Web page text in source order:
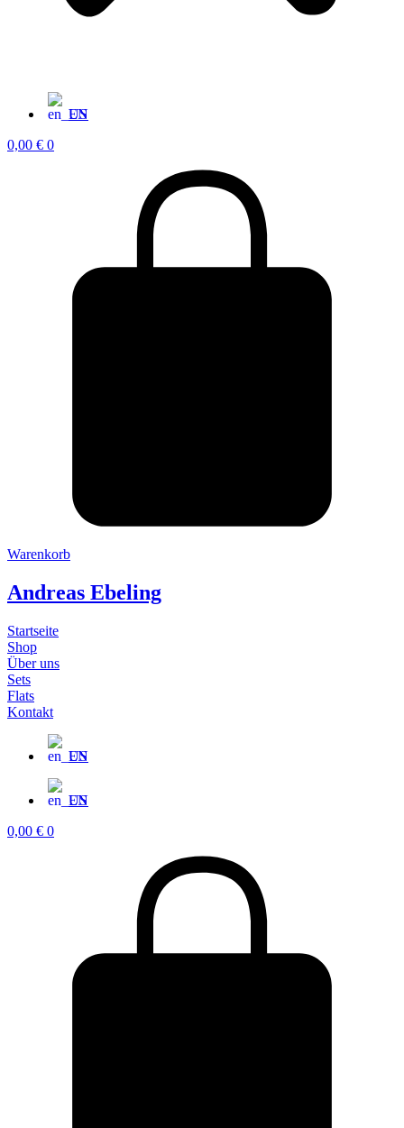
EN
0,00 € 0
Warenkorb
Andreas Ebeling
Startseite
Shop
Über uns
Sets
Flats
Kontakt
EN
EN
0,00 € 0